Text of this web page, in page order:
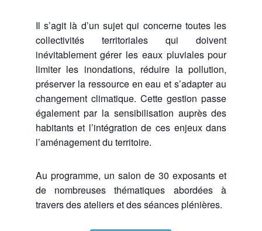
Il s’agit là d’un sujet qui concerne toutes les
collectivités territoriales qui doivent
inévitablement gérer les eaux pluviales pour
limiter les inondations, réduire la pollution,
préserver la ressource en eau et s’adapter au
changement climatique. Cette gestion passe
également par la sensibilisation auprès des
habitants et l’intégration de ces enjeux dans
l’aménagement du territoire.
Au programme, un salon de 30 exposants et
de nombreuses thématiques abordées à
travers des ateliers et des séances plénières.